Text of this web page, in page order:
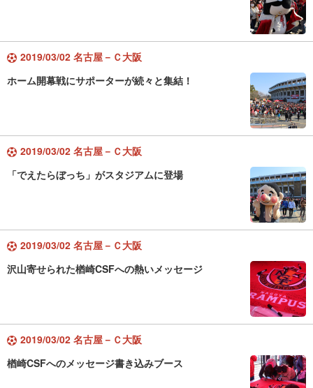
2019/03/02 名古屋－Ｃ大阪
ホーム開幕戦にサポーターが続々と集結！
2019/03/02 名古屋－Ｃ大阪
「でえたらぼっち」がスタジアムに登場
2019/03/02 名古屋－Ｃ大阪
沢山寄せられた楢崎CSFへの熱いメッセージ
2019/03/02 名古屋－Ｃ大阪
楢崎CSFへのメッセージ書き込みブース